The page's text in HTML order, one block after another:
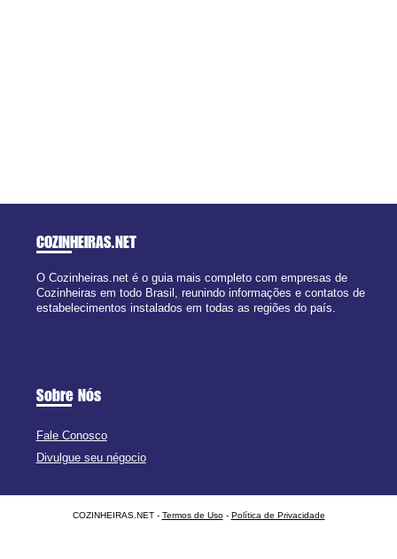
COZINHEIRAS.NET
O Cozinheiras.net é o guia mais completo com empresas de
Cozinheiras em todo Brasil, reunindo informações e contatos de
estabelecimentos instalados em todas as regiões do país.
Sobre Nós
Fale Conosco
Divulgue seu négocio
COZINHEIRAS.NET - Termos de Uso- Política de Privacidade